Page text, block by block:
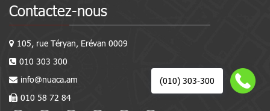
(010) 303-300
Contactez-nous
105, rue Téryan, Erévan 0009
010 303 300
info@nuaca.am
010 58 72 84